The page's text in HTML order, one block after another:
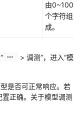
由0~1000
个字符组
成。
> 调测”，进入“模
是否可正常响应。若
正确。关于模型调测